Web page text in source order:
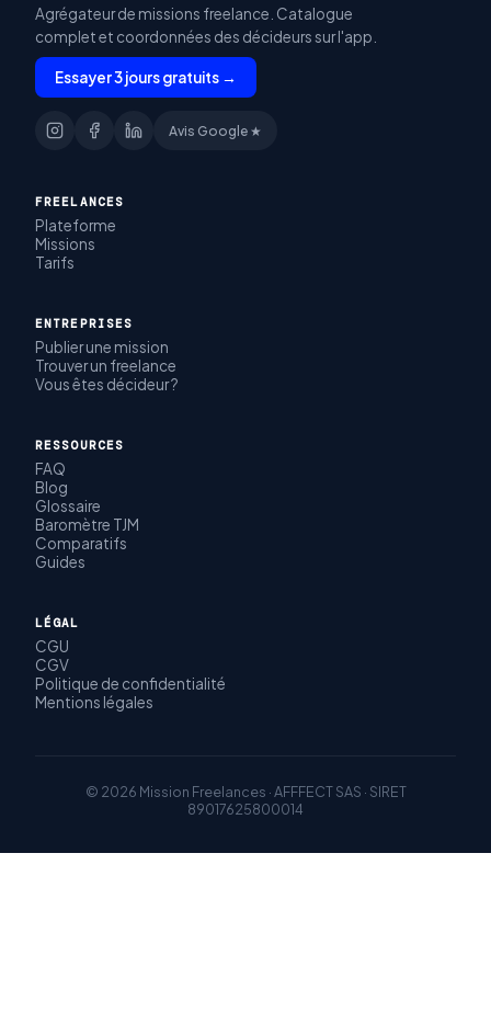
Agrégateur de missions freelance. Catalogue
complet et coordonnées des décideurs sur l'app.
Essayer 3 jours gratuits →
Avis Google ★
FREELANCES
Plateforme
Missions
Tarifs
ENTREPRISES
Publier une mission
Trouver un freelance
Vous êtes décideur ?
RESSOURCES
FAQ
Blog
Glossaire
Baromètre TJM
Comparatifs
Guides
LÉGAL
CGU
CGV
Politique de confidentialité
Mentions légales
© 2026 Mission Freelances · AFFFECT SAS · SIRET
89017625800014